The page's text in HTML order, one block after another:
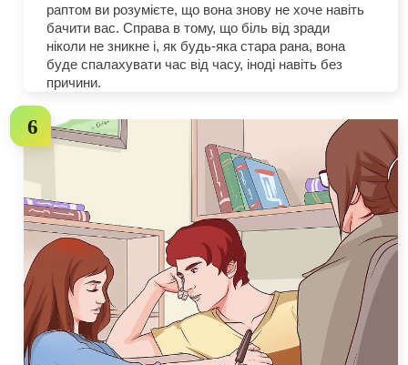
раптом ви розумієте, що вона знову не хоче навіть
бачити вас. Справа в тому, що біль від зради
ніколи не зникне і, як будь-яка стара рана, вона
буде спалахувати час від часу, іноді навіть без
причини.